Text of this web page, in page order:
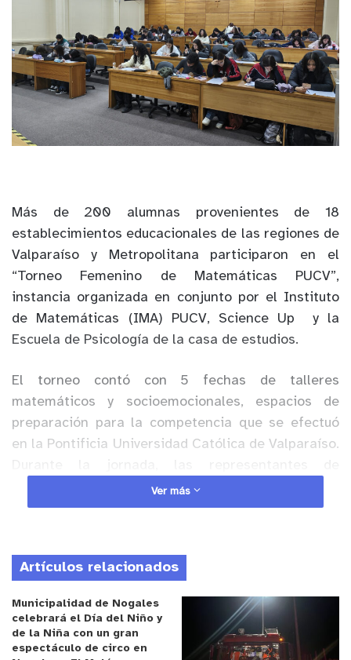
Más de 200 alumnas provenientes de 18
establecimientos educacionales de las regiones de
Valparaíso y Metropolitana participaron en el
“Torneo Femenino de Matemáticas PUCV”,
instancia organizada en conjunto por el Instituto
de Matemáticas (IMA) PUCV, Science Up y la
Escuela de Psicología de la casa de estudios.
El torneo contó con 5 fechas de talleres
matemáticos y socioemocionales, espacios de
preparación para la competencia que se efectuó
en la Pontificia Universidad Católica de Valparaíso.
establecimientos de las comunas de Concón,
Valparaíso, Viña del Mar, Quilpué, Villa Alemana, La
compartieron en un grato ambiente.
Anuncio Patrocinado
En el marco del desarrollo de diversas actividades
Ver más
Artículos relacionados
Municipalidad de Nogales
celebrará el Día del Niño y
de la Niña con un gran
espectáculo de circo en